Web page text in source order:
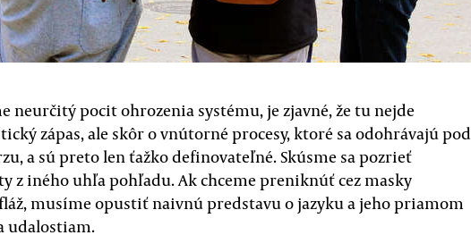
neurčitý pocit ohrozenia systému, je zjavné, že tu nejde
zápas, ale skôr o vnútorné procesy, ktoré sa odohrávajú pod
a sú preto len ťažko definovateľné. Skúsme sa pozrieť
z iného uhľa pohľadu. Ak chceme preniknúť cez masky
musíme opustiť naivnú predstavu o jazyku a jeho priamom
udalostiam.